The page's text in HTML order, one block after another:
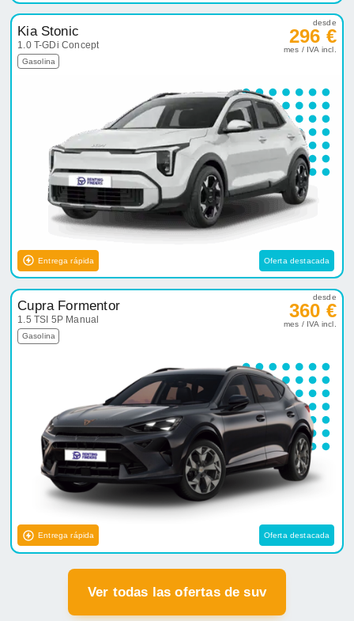
Kia Stonic
1.0 T-GDi Concept
Gasolina
desde
296 €
mes / IVA incl.
Entrega rápida Oferta destacada
Cupra Formentor
1.5 TSI 5P Manual
Gasolina
desde
360 €
mes / IVA incl.
Entrega rápida Oferta destacada
Ver todas las ofertas de suv